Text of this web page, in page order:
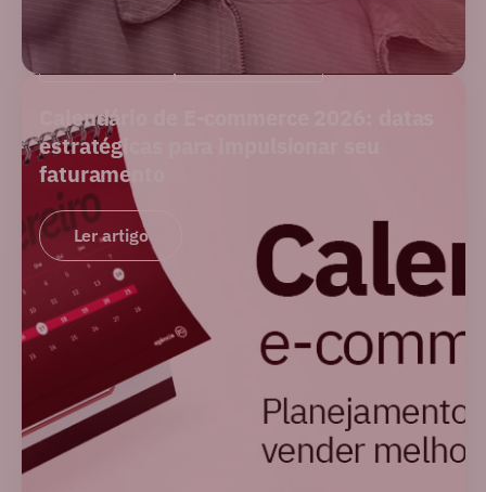
PERFORMANCE
Calendário de E-commerce 2026: datas
estratégicas para impulsionar seu
faturamento
Ler artigo